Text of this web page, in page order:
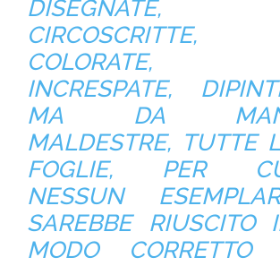
DISEGNATE,
CIRCOSCRITTE,
COLORATE,
INCRESPATE,
MA DA
MALDESTRE, TUTTE
FOGLIE, PER
NESSUN
SAREBBE RIUSCITO
MODO CORRETTO